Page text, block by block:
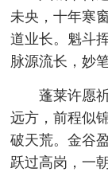
未央，十年寒
道业长。魁斗
脉源流长，妙
蓬莱许愿
远方，前程似
破天荒。金谷
跃过高岗，一